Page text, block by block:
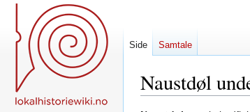
Naustdøl
Side Samtale